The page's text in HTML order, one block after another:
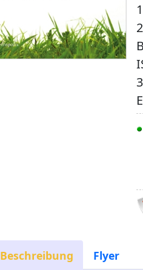
Beschreibung
Flyer